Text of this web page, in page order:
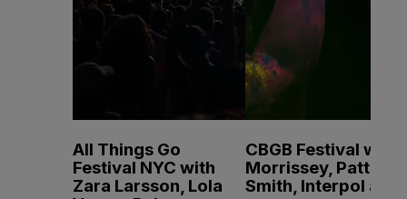
All Things Go
Festival NYC with
Zara Larsson, Lola
CBGB Festival with
Morrissey, Patti
Smith, Interpol and